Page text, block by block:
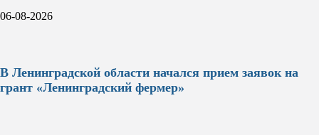
06-08-2026
В Ленинградской области начался прием заявок на
грант «Ленинградский фермер»